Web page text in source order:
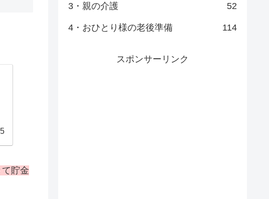
貯金
3・親の介護 52
4・おひとり様の老後準備 114
スポンサーリンク